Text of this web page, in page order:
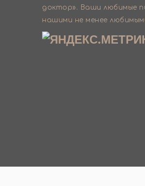
доктор». Ваши любимые
нашими не менее